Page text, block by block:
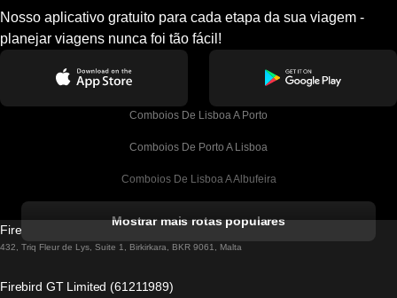
Nosso aplicativo gratuito para cada etapa da sua viagem -
planejar viagens nunca foi tão fácil!
Comboios De Lisboa A Porto
Comboios De Porto A Lisboa
Comboios De Lisboa A Albufeira
Comboios De Lisboa A Lagos
Mostrar mais rotas populares
Firebird GT Limited (OC 1451)
432, Triq Fleur de Lys, Suite 1, Birkirkara, BKR 9061, Malta
Firebird GT Limited (61211989)